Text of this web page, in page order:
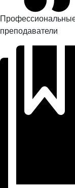
преподаватели